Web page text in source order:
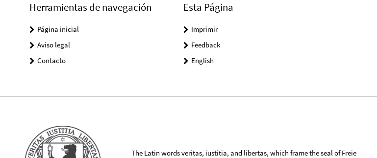
Herramientas de navegación
Página inicial
Aviso legal
Contacto
Esta Página
Imprimir
Feedback
English
The Latin words veritas, iustitia, and libertas, which frame the seal of Freie